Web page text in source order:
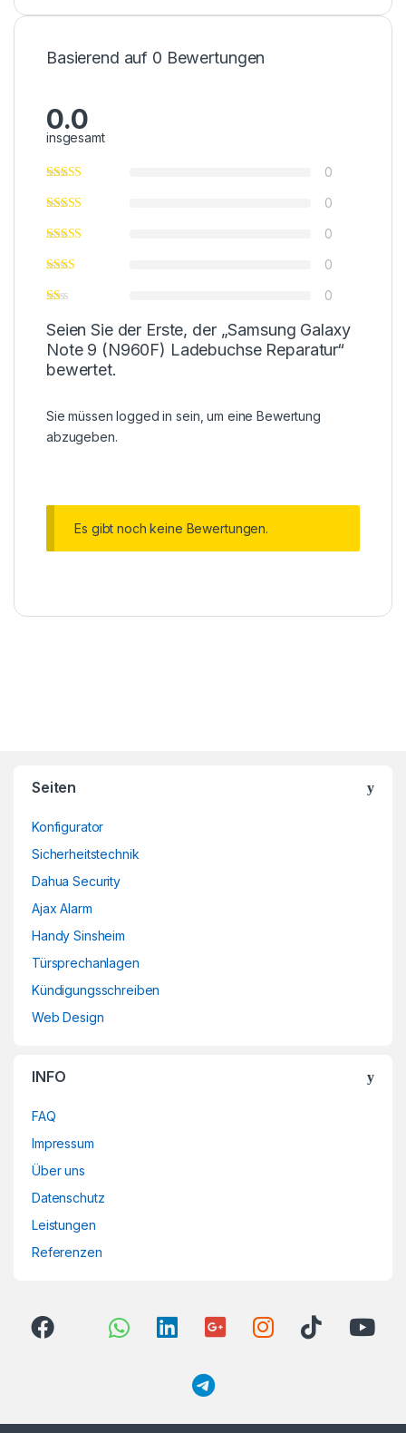
Basierend auf 0 Bewertungen
0.0
insgesamt
0
0
0
0
0
Seien Sie der Erste, der „Samsung Galaxy
Note 9 (N960F) Ladebuchse Reparatur“
bewertet.
Sie müssenlogged in sein, um eine Bewertung
abzugeben.
Es gibt noch keine Bewertungen.
Seiten
Konfigurator
Sicherheitstechnik
Dahua Security
Ajax Alarm
Handy Sinsheim
Türsprechanlagen
Kündigungsschreiben
Web Design
INFO
FAQ
Impressum
Über uns
Datenschutz
Leistungen
Referenzen